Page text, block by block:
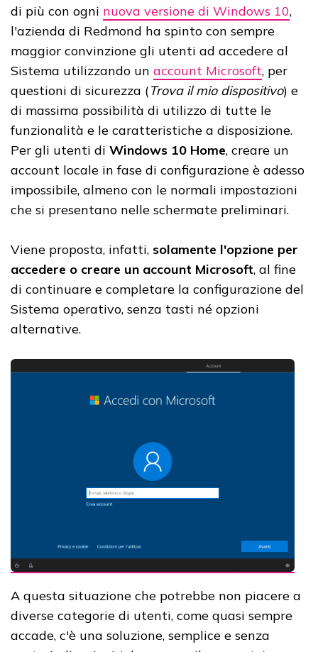
di più con ogni nuova versione di Windows 10,
l'azienda di Redmond ha spinto con sempre
maggior convinzione gli utenti ad accedere al
Sistema utilizzando un account Microsoft, per
questioni di sicurezza (Trova il mio dispositivo) e
di massima possibilità di utilizzo di tutte le
funzionalità e le caratteristiche a disposizione.
Per gli utenti di Windows 10 Home, creare un
account locale in fase di configurazione è adesso
impossibile, almeno con le normali impostazioni
che si presentano nelle schermate preliminari.
Viene proposta, infatti, solamente l'opzione per
accedere o creare un account Microsoft, al fine
di continuare e completare la configurazione del
Sistema operativo, senza tasti né opzioni
alternative.
A questa situazione che potrebbe non piacere a
diverse categorie di utenti, come quasi sempre
accade, c'è una soluzione, semplice e senza